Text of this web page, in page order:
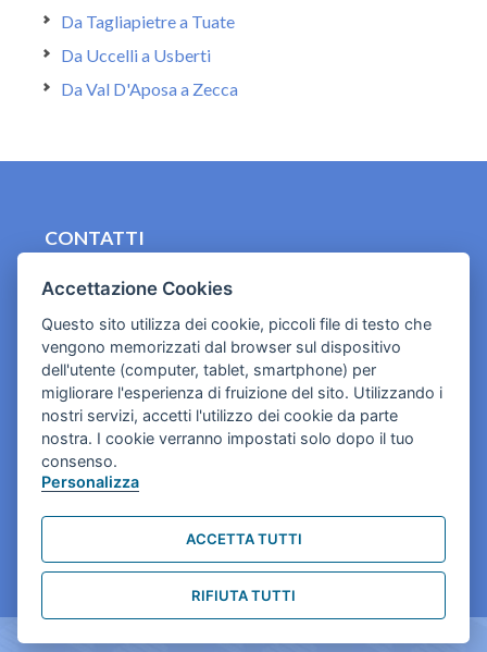
Da Tagliapietre a Tuate
Da Uccelli a Usberti
Da Val D'Aposa a Zecca
CONTATTI
Cookies e informativa privacy
Accettazione Cookies
Questo sito utilizza dei cookie, piccoli file di testo che
vengono memorizzati dal browser sul dispositivo
dell'utente (computer, tablet, smartphone) per
migliorare l'esperienza di fruizione del sito. Utilizzando i
nostri servizi, accetti l'utilizzo dei cookie da parte
nostra. I cookie verranno impostati solo dopo il tuo
consenso.
Personalizza
ACCETTA TUTTI
RIFIUTA TUTTI